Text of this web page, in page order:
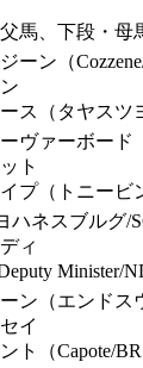
馬、下段・母
ーン （
ス
（タヤス
ヴァーボード
ト
プ（トニービ
ハネスブルグ/
ィ
Deputy Minister/
ン （エンド
イ
ト
（Capote/